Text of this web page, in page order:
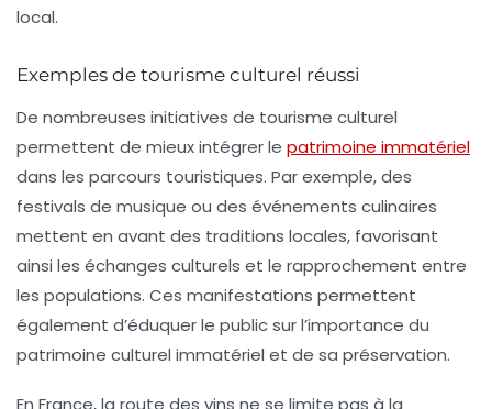
local.
Exemples de tourisme culturel réussi
De nombreuses initiatives de tourisme culturel
permettent de mieux intégrer le patrimoine immatériel
dans les parcours touristiques. Par exemple, des
festivals de musique ou des événements culinaires
mettent en avant des traditions locales, favorisant
ainsi les échanges culturels et le rapprochement entre
les populations. Ces manifestations permettent
également d’éduquer le public sur l’importance du
patrimoine culturel immatériel et de sa préservation.
En France, la route des vins ne se limite pas à la